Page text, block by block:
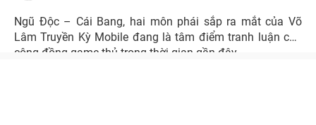
Ngũ Độc – Cái Bang, hai môn phái sắp ra mắt của Võ
Lâm Truyền Kỳ Mobile đang là tâm điểm tranh luận của
cộng đồng game thủ trong thời gian gần đây.